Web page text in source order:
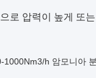
로 압력이 높게 또
1000Nm3/h 암모니아